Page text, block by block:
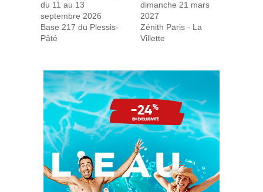
du 11 au 13
septembre 2026
Base 217 du Plessis-
Pâté
dimanche 21 mars
2027
Zénith Paris - La
Villette